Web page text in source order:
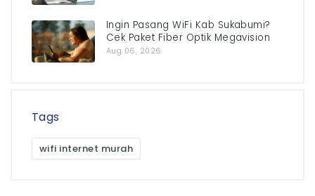
Ingin Pasang WiFi Kab Sukabumi?
Cek Paket Fiber Optik Megavision
Aug 06, 2026
Tags
wifi internet murah